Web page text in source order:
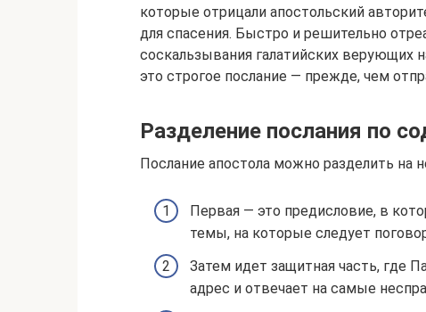
которые отрицали апостольский
для спасения. Быстро и решительно
соскальзывания галатийских верующих
это строгое послание — прежде, чем
Разделение послания по
Послание апостола можно разделить на
Первая — это предисловие, в
темы, на которые следует
Затем идет защитная часть, где
адрес и отвечает на самые